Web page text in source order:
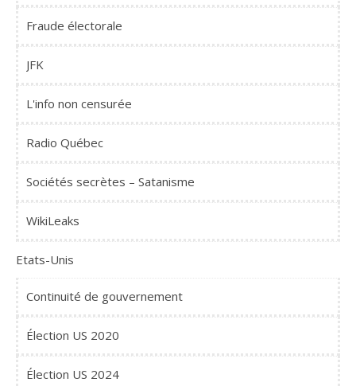
Fraude électorale
JFK
L'info non censurée
Radio Québec
Sociétés secrètes – Satanisme
WikiLeaks
Etats-Unis
Continuité de gouvernement
Élection US 2020
Élection US 2024